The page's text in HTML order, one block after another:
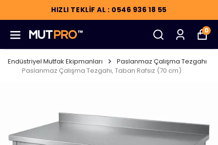
HIZLI TEKLİF AL : 0546 936 18 55
0
Endüstriyel Mutfak Ekipmanları
Paslanmaz Çalışma Tezgahı
Paslanmaz Çalışma Tezgahı, Taban Rafsız (70 cm)